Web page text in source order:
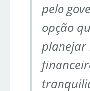
pelo
opção
planejar